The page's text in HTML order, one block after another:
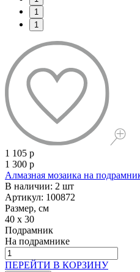
1
1
1 105 р
1 300 р
Алмазная мозаика на
В наличии: 2 шт
Артикул: 100872
Размер, см
40 x 30
Подрамник
На подрамнике
ПЕРЕЙТИ В КОРЗИНУ